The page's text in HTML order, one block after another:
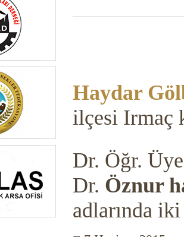
Haydar
ilçesi Irmaç
Dr. Öğr.
Dr. Öznur
adlarında iki